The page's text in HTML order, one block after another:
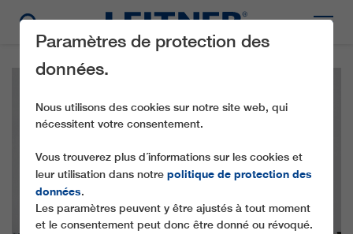
Paramètres de protection des
données.
Nous utilisons des cookies sur notre site web, qui
nécessitent votre consentement.
Vous trouverez plus d´informations sur les cookies et
leur utilisation dans notre politique de protection des
données.
Les paramètres peuvent y être ajustés à tout moment
et le consentement peut donc être donné ou révoqué.